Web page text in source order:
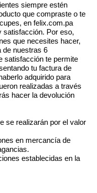
siempre estén
que compraste o te
en felix.com.pa
satisfacción. Por eso,
que necesites hacer,
de nuestras 6
satisfacción te permite
tu factura de
adquirido para
realizadas a través
hacer la devolución
se realizarán por el valor
en mercancía de
establecidas en la